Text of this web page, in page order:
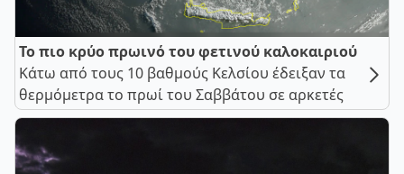
Το πιο κρύο πρωινό του φετινού καλοκαιριού
Κάτω από τους 10 βαθμούς Κελσίου έδειξαν τα
θερμόμετρα το πρωί του Σαββάτου σε αρκετές